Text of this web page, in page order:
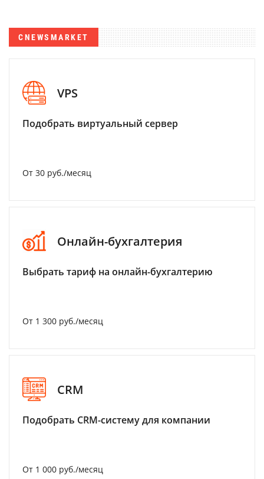
CNEWSMARKET
VPS
Подобрать виртуальный сервер
От 30 руб./месяц
Онлайн-бухгалтерия
Выбрать тариф на онлайн-бухгалтерию
От 1 300 руб./месяц
CRM
Подобрать CRM-систему для компании
От 1 000 руб./месяц